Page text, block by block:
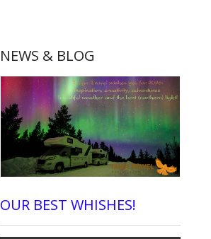
NEWS & BLOG
OUR BEST WHISHES!